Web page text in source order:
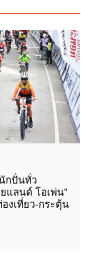
กปั่นทั่ว
แลนด์ โอเพ่น”
งเที่ยว-กระตุ้น